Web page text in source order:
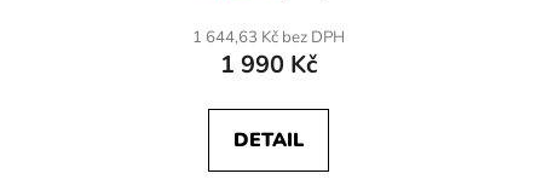
1 644,63 Kč bez DPH
1 990 Kč
DETAIL